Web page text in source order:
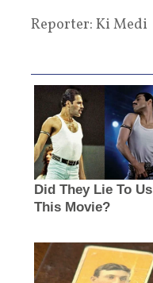
Reporter: Ki Medi